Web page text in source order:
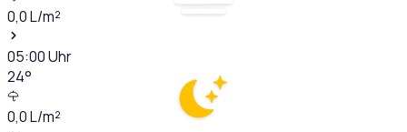
0,0L/m²
05:00Uhr
24°
0,0L/m²